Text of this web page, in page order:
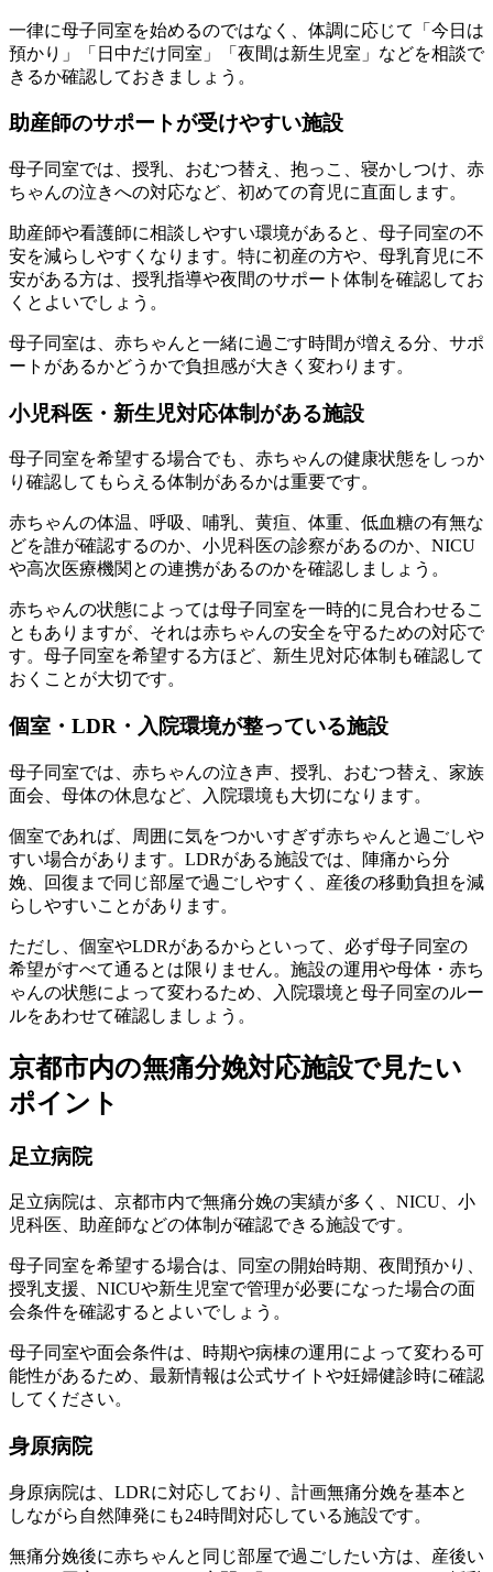
一律に母子同室を始めるのではなく、体調に応じて「今日は
預かり」「日中だけ同室」「夜間は新生児室」などを相談で
きるか確認しておきましょう。
助産師のサポートが受けやすい施設
母子同室では、授乳、おむつ替え、抱っこ、寝かしつけ、赤
ちゃんの泣きへの対応など、初めての育児に直面します。
助産師や看護師に相談しやすい環境があると、母子同室の不
安を減らしやすくなります。特に初産の方や、母乳育児に不
安がある方は、授乳指導や夜間のサポート体制を確認してお
くとよいでしょう。
母子同室は、赤ちゃんと一緒に過ごす時間が増える分、サポ
ートがあるかどうかで負担感が大きく変わります。
小児科医・新生児対応体制がある施設
母子同室を希望する場合でも、赤ちゃんの健康状態をしっか
り確認してもらえる体制があるかは重要です。
赤ちゃんの体温、呼吸、哺乳、黄疸、体重、低血糖の有無な
どを誰が確認するのか、小児科医の診察があるのか、NICU
や高次医療機関との連携があるのかを確認しましょう。
赤ちゃんの状態によっては母子同室を一時的に見合わせるこ
ともありますが、それは赤ちゃんの安全を守るための対応で
す。母子同室を希望する方ほど、新生児対応体制も確認して
おくことが大切です。
個室・LDR・入院環境が整っている施設
母子同室では、赤ちゃんの泣き声、授乳、おむつ替え、家族
面会、母体の休息など、入院環境も大切になります。
個室であれば、周囲に気をつかいすぎず赤ちゃんと過ごしや
すい場合があります。LDRがある施設では、陣痛から分
娩、回復まで同じ部屋で過ごしやすく、産後の移動負担を減
らしやすいことがあります。
ただし、個室やLDRがあるからといって、必ず母子同室の
希望がすべて通るとは限りません。施設の運用や母体・赤ち
ゃんの状態によって変わるため、入院環境と母子同室のルー
ルをあわせて確認しましょう。
京都市内の無痛分娩対応施設で見たい
ポイント
足立病院
足立病院は、京都市内で無痛分娩の実績が多く、NICU、小
児科医、助産師などの体制が確認できる施設です。
母子同室を希望する場合は、同室の開始時期、夜間預かり、
授乳支援、NICUや新生児室で管理が必要になった場合の面
会条件を確認するとよいでしょう。
母子同室や面会条件は、時期や病棟の運用によって変わる可
能性があるため、最新情報は公式サイトや妊婦健診時に確認
してください。
身原病院
身原病院は、LDRに対応しており、計画無痛分娩を基本と
しながら自然陣発にも24時間対応している施設です。
無痛分娩後に赤ちゃんと同じ部屋で過ごしたい方は、産後い